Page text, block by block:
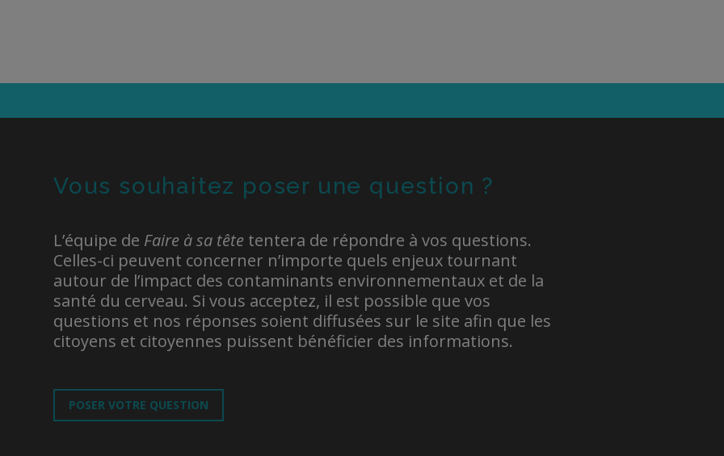
Vous souhaitez poser une question ?
L’équipe de Faire à sa tête tentera de répondre à vos questions.
Celles-ci peuvent concerner n’importe quels enjeux tournant
autour de l’impact des contaminants environnementaux et de la
santé du cerveau. Si vous acceptez, il est possible que vos
questions et nos réponses soient diffusées sur le site afin que les
citoyens et citoyennes puissent bénéficier des informations.
POSER VOTRE QUESTION